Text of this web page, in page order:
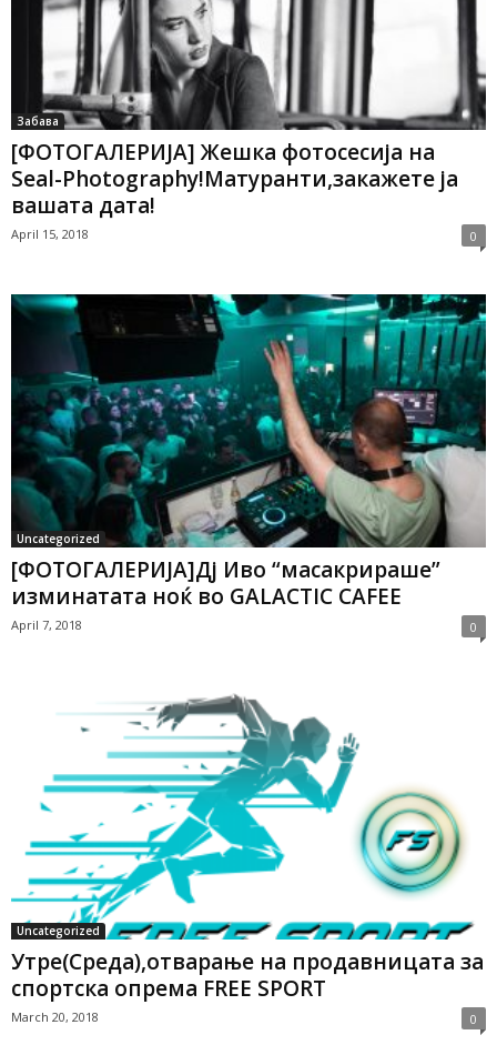
Забава
[ФОТОГАЛЕРИЈA] Жешка фотосесија на
Seal-Photography!Матуранти,закажете ја
вашата дата!
April 15, 2018 0
Uncategorized
[ФОТОГАЛЕРИЈА]Дј Иво “масакрираше”
изминатата ноќ во GALACTIC CAFEE
April 7, 2018 0
Uncategorized
Утре(Среда),отварање на продавницата за
спортска опрема FREE SPORT
March 20, 2018 0